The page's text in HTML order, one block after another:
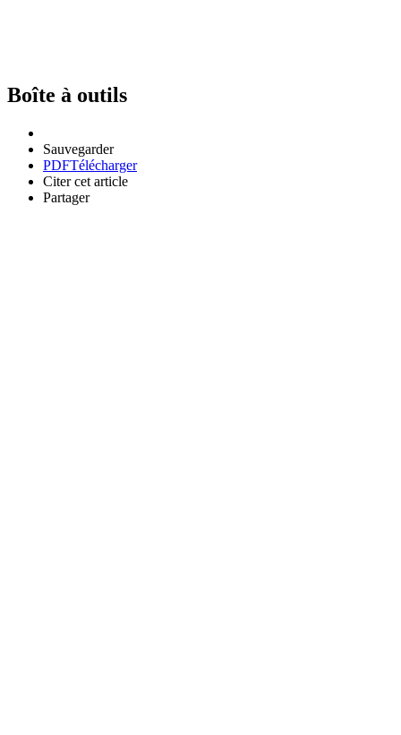
Boîte à outils
Sauvegarder
PDFTélécharger
Citer cet article
Partager